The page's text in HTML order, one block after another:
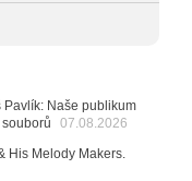
zbývá měsíc
vystoupí v
kapely
kuriózní krádež
Pavlík: Naše publikum
07.08.2026
His Melody Makers.